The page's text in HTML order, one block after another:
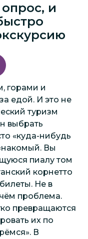
и
горами и
едой. И это не
туризм
выбрать
«куда-нибудь
Вы
пиалу том
корнетто
Не в
проблема.
превращаются
их по
В